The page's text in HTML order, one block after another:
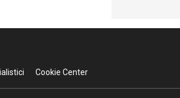
Cookie Center